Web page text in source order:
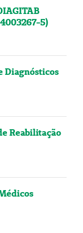
5)
Diagnósticos
Reabilitação